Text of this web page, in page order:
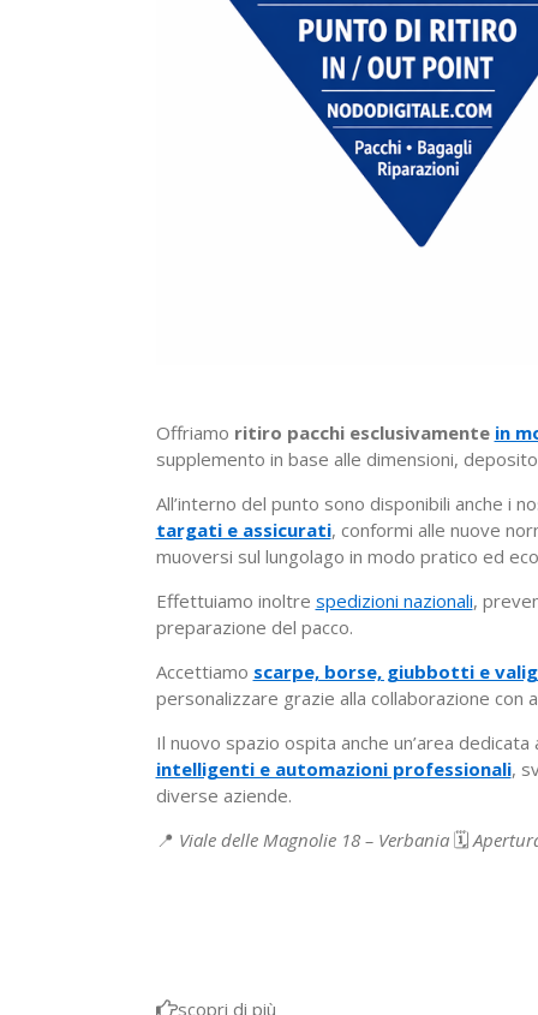
Offriamo ritiro pacchi esclusivamente in
supplemento in base alle dimensioni,
All’interno del punto sono disponibili anche i
targati e assicurati, conformi alle nuove
muoversi sul lungolago in modo pratico ed
Effettuiamo inoltre spedizioni nazionali,
preparazione del pacco.
Accettiamo scarpe, borse, giubbotti e
personalizzare grazie alla collaborazione con
Il nuovo spazio ospita anche un’area dedicata
intelligenti e automazioni professionali,
diverse aziende.
📍 Viale delle Magnolie 18 – Verbania🗓️
scopri di più